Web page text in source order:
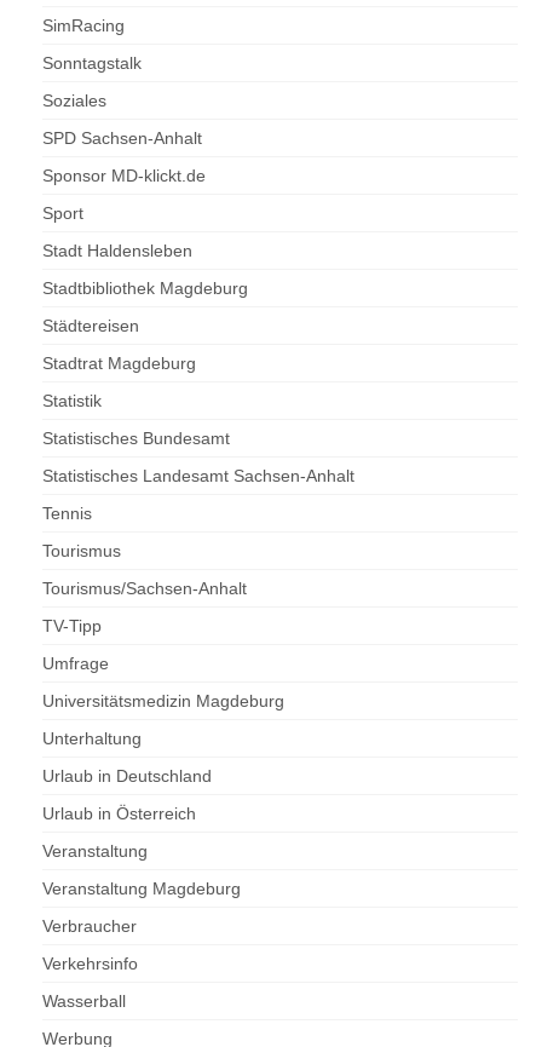
SimRacing
Sonntagstalk
Soziales
SPD Sachsen-Anhalt
Sponsor MD-klickt.de
Sport
Stadt Haldensleben
Stadtbibliothek Magdeburg
Städtereisen
Stadtrat Magdeburg
Statistik
Statistisches Bundesamt
Statistisches Landesamt Sachsen-Anhalt
Tennis
Tourismus
Tourismus/Sachsen-Anhalt
TV-Tipp
Umfrage
Universitätsmedizin Magdeburg
Unterhaltung
Urlaub in Deutschland
Urlaub in Österreich
Veranstaltung
Veranstaltung Magdeburg
Verbraucher
Verkehrsinfo
Wasserball
Werbung